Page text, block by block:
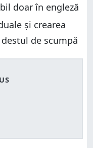
doar în engleză
și crearea
de scumpă